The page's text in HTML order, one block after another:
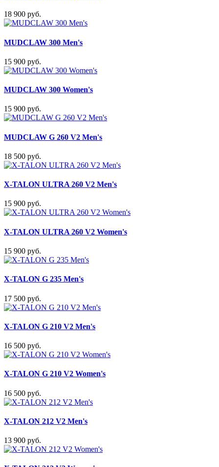
18 900 руб.
MUDCLAW 300 Men's
15 900 руб.
MUDCLAW 300 Women's
15 900 руб.
MUDCLAW G 260 V2 Men's
18 500 руб.
X-TALON ULTRA 260 V2 Men's
15 900 руб.
X-TALON ULTRA 260 V2 Women's
15 900 руб.
X-TALON G 235 Men's
17 500 руб.
X-TALON G 210 V2 Men's
16 500 руб.
X-TALON G 210 V2 Women's
16 500 руб.
X-TALON 212 V2 Men's
13 900 руб.